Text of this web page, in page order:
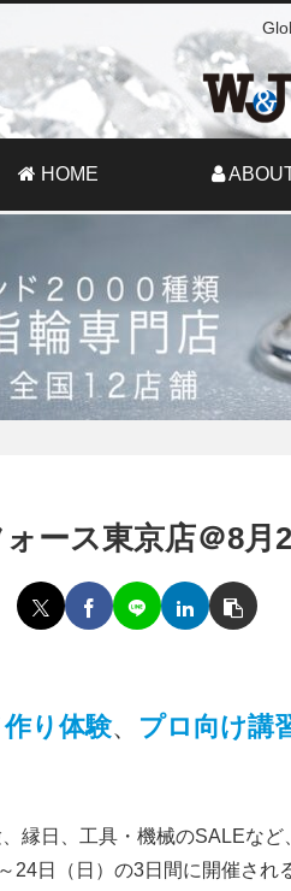
HOME
ース東京店＠8月
り体験、 プロ向け講
縁日、工具・機械のSALEな
24日（日）の3日間に開催さ